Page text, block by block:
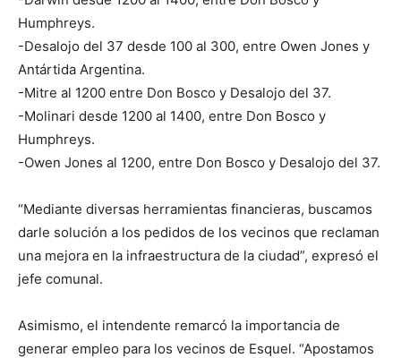
Humphreys.
-Desalojo del 37 desde 100 al 300, entre Owen Jones y
Antártida Argentina.
-Mitre al 1200 entre Don Bosco y Desalojo del 37.
-Molinari desde 1200 al 1400, entre Don Bosco y
Humphreys.
-Owen Jones al 1200, entre Don Bosco y Desalojo del 37.
“Mediante diversas herramientas financieras, buscamos
darle solución a los pedidos de los vecinos que reclaman
una mejora en la infraestructura de la ciudad”, expresó el
jefe comunal.
Asimismo, el intendente remarcó la importancia de
generar empleo para los vecinos de Esquel. “Apostamos